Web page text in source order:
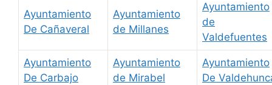
Ayuntamiento
De Cañaveral
Ayuntamiento
de Millanes
Ayuntamiento
de
Valdefuentes
Ayuntamiento
De Carbajo
Ayuntamiento
de Mirabel
Ayuntamiento
De